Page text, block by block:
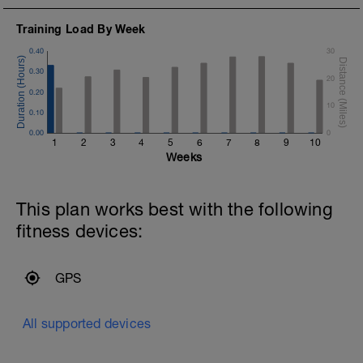
que seria uma competição de 5km.
Se passar um pouco do ponto ou ficar
um pouco aquem não tem problema.
Após o fim caminhe por 5 minutos para
liberar o acido latico. Faça leve
alongamento ao final.
Training Load By Week
1 2 3 4 5 6 7 8 9 10
0.00
0.10
0.20
0.30
0.40
0
10
20
30
Weeks
This plan works best with the following
fitness devices:
GPS
All supported devices